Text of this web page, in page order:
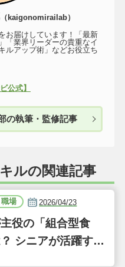
（kaigonomirailab）
お届けしています！「最新
「業界リーダーの貴重なイ
ルアップ術」などお役立ち
公式】
の執筆・監修記事
ルの関連記事
場 2026/04/23
役の「組合型食
シニアが活躍する